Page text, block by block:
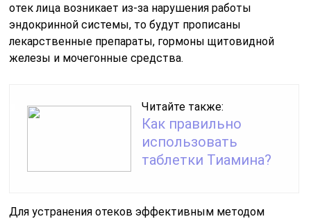
отек лица возникает из-за нарушения работы
эндокринной системы, то будут прописаны
лекарственные препараты, гормоны щитовидной
железы и мочегонные средства.
Читайте также:
Как правильно
использовать
таблетки Тиамина?
Для устранения отеков эффективным методом